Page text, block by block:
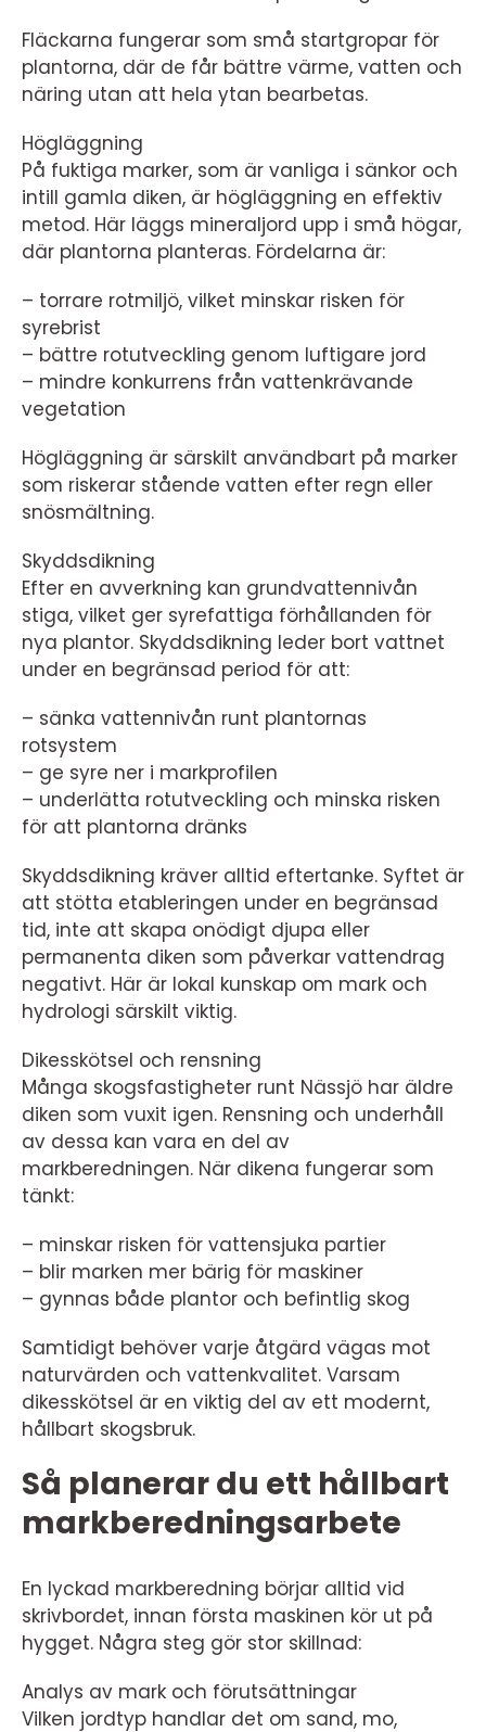
Fläckarna fungerar som små startgropar för
plantorna, där de får bättre värme, vatten och
näring utan att hela ytan bearbetas.
Högläggning
På fuktiga marker, som är vanliga i sänkor och
intill gamla diken, är högläggning en effektiv
metod. Här läggs mineraljord upp i små högar,
där plantorna planteras. Fördelarna är:
– torrare rotmiljö, vilket minskar risken för
syrebrist
– bättre rotutveckling genom luftigare jord
– mindre konkurrens från vattenkrävande
vegetation
Högläggning är särskilt användbart på marker
som riskerar stående vatten efter regn eller
snösmältning.
Skyddsdikning
Efter en avverkning kan grundvattennivån
stiga, vilket ger syrefattiga förhållanden för
nya plantor. Skyddsdikning leder bort vattnet
under en begränsad period för att:
– sänka vattennivån runt plantornas
rotsystem
– ge syre ner i markprofilen
– underlätta rotutveckling och minska risken
för att plantorna dränks
Skyddsdikning kräver alltid eftertanke. Syftet är
att stötta etableringen under en begränsad
tid, inte att skapa onödigt djupa eller
permanenta diken som påverkar vattendrag
negativt. Här är lokal kunskap om mark och
hydrologi särskilt viktig.
Dikesskötsel och rensning
Många skogsfastigheter runt Nässjö har äldre
diken som vuxit igen. Rensning och underhåll
av dessa kan vara en del av
markberedningen. När dikena fungerar som
tänkt:
– minskar risken för vattensjuka partier
– blir marken mer bärig för maskiner
– gynnas både plantor och befintlig skog
Samtidigt behöver varje åtgärd vägas mot
naturvärden och vattenkvalitet. Varsam
dikesskötsel är en viktig del av ett modernt,
hållbart skogsbruk.
Så planerar du ett hållbart
markberedningsarbete
En lyckad markberedning börjar alltid vid
skrivbordet, innan första maskinen kör ut på
hygget. Några steg gör stor skillnad:
Analys av mark och förutsättningar
Vilken jordtyp handlar det om sand, mo,